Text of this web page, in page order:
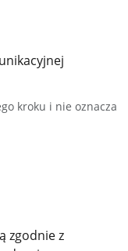
kroku i nie oznacza
zgodnie z